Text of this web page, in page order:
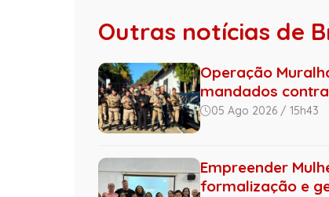
Outras notícias de
Operação
mandados contra
05 Ago 2026 / 15h43
Empreender
formalização e